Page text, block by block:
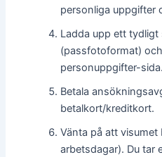
personliga uppgifter
Ladda upp ett
(passfotoformat)
personuppgifter-sida.
Betala
betalkort/kreditkort.
Vänta på att
arbetsdagar). Du tar